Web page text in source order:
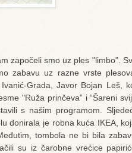
započeli smo uz ples "limbo".
zabavu uz razne vrste
Grada, Javor Bojan Leš,
"Ruža prinčeva” i “Šareni
s našim programom.
donirala je robna kuća IKEA,
tombola ne bi bila
su iz čarobne vrećice